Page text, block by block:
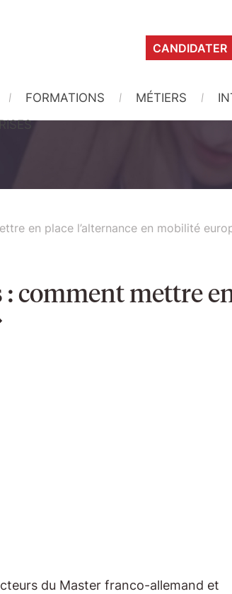
CANDIDATER
FORMATIONS MÉTIERS
en place l’alternance en mobilité
comment mettre
du Master franco-allemand et